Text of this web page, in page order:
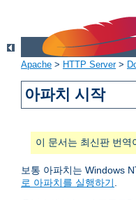
Apache > HTTP Server>
아파치 시작
이 문서는 최신판 번
보통 아파치는 Windows
로 아파치를 실행하기.